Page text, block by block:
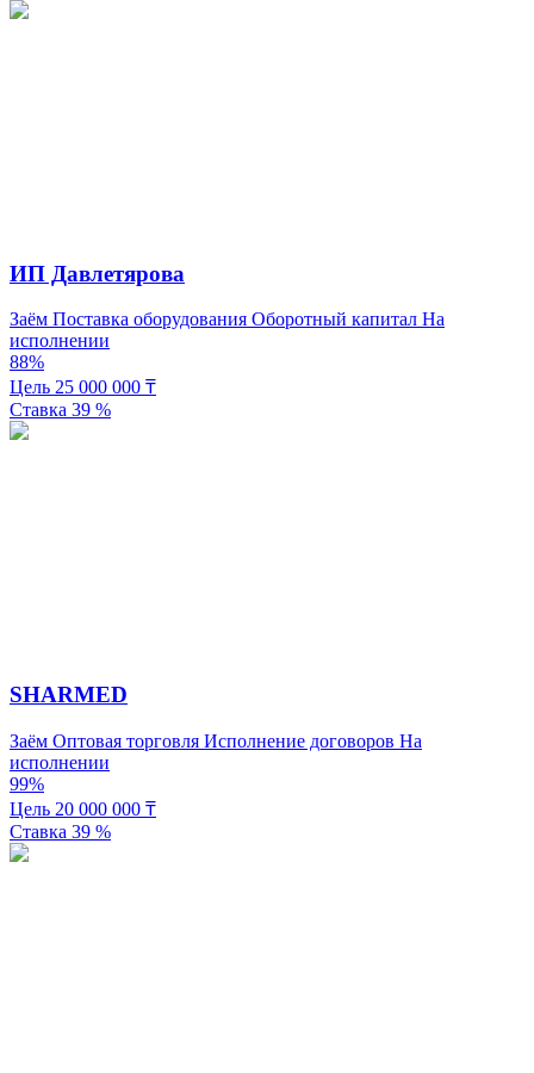
ИП Давлетярова
Заём Поставка оборудования Оборотный капитал На
исполнении
88%
Цель 25 000 000 ₸
Ставка 39 %
SHARMED
Заём Оптовая торговля Исполнение договоров На
исполнении
99%
Цель 20 000 000 ₸
Ставка 39 %